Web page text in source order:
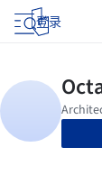
登录